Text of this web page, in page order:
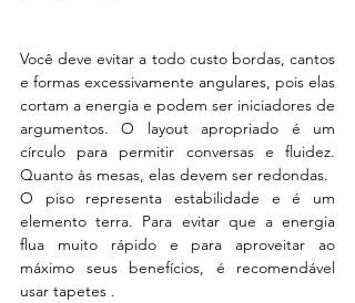
Você deve evitar a todo custo bordas, cantos
e formas excessivamente angulares, pois elas
cortam a energia e podem ser iniciadores de
argumentos. O layout apropriado é um
círculo para permitir conversas e fluidez.
Quanto às mesas, elas devem ser redondas.
O piso representa estabilidade e é um
elemento terra. Para evitar que a energia
flua muito rápido e para aproveitar ao
máximo seus benefícios, é recomendável
usar tapetes .